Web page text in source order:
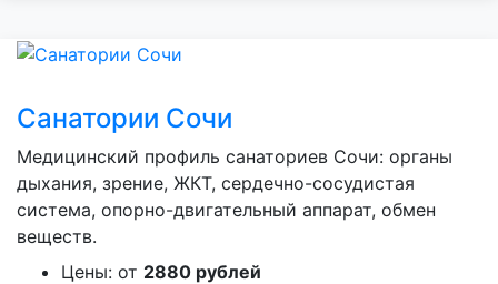
Санатории Сочи
Медицинский профиль санаториев Сочи: органы
дыхания, зрение, ЖКТ, сердечно-сосудистая
система, опорно-двигательный аппарат, обмен
веществ.
Цены: от 2880 рублей